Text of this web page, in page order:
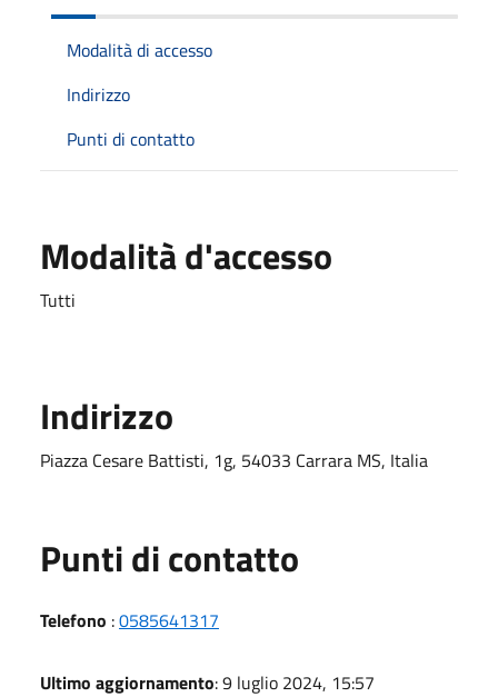
Modalità di accesso
Indirizzo
Punti di contatto
Modalità d'accesso
Tutti
Indirizzo
Piazza Cesare Battisti, 1g, 54033 Carrara MS, Italia
Punti di contatto
Telefono :0585641317
Ultimo aggiornamento: 9 luglio 2024, 15:57